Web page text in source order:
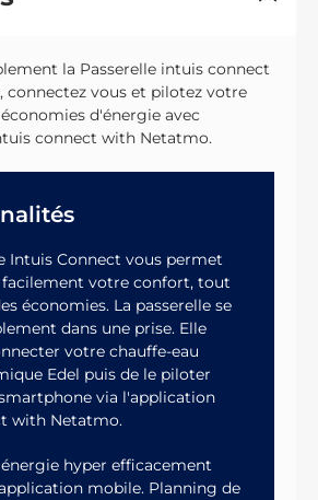
la Passerelle intuis connect
connectez vous et pilotez votre
d'énergie avec
connect with Netatmo.
Intuis Connect vous permet
votre confort, tout
économies. La passerelle se
dans une prise. Elle
votre chauffe-eau
Edel puis de le piloter
via l'application
with Netatmo.
hyper efficacement
mobile. Planning de